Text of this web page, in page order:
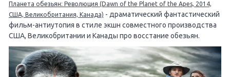
Планета обезьян: Революция (Dawn of the Planet of the Apes, 2014,
США, Великобритания, Канада) - драматический фантастический
фильм-антиутопия в стиле экшн совместного производства
США, Великобритании и Канады про восстание обезьян.